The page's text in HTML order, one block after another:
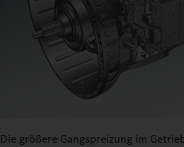
Die größere Gangspreizung im